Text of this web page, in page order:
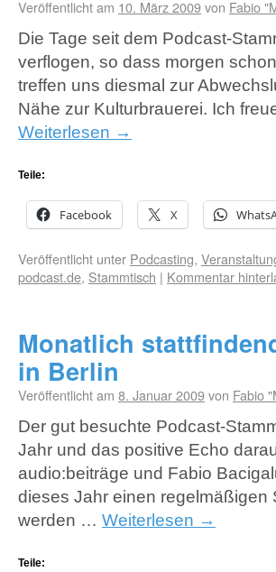
Veröffentlicht am 10. März 2009von Fabio
Die Tage seit dem Podcast-
verflogen, so dass morgen
treffen uns diesmal zur
Nähe zur Kulturbrauerei. Ich
Weiterlesen →
Teile:
Facebook X
Veröffentlicht unter Podcasting,
podcast.de, Stammtisch | Kommentar
Monatlich
in Berlin
Veröffentlicht am 8. Januar 2009von Fabio
Der gut besuchte Podcast-
Jahr und das positive Echo
audio:beiträge und Fabio
dieses Jahr einen regelmäßigen
werden … Weiterlesen →
Teile: